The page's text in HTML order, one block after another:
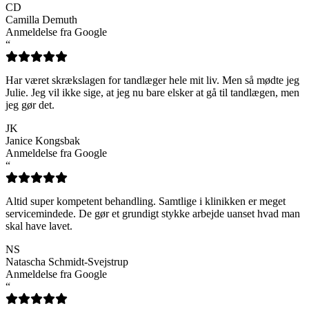
CD
Camilla Demuth
Anmeldelse fra Google
“
Har været skrækslagen for tandlæger hele mit liv. Men så mødte jeg
Julie. Jeg vil ikke sige, at jeg nu bare elsker at gå til tandlægen, men
jeg gør det.
JK
Janice Kongsbak
Anmeldelse fra Google
“
Altid super kompetent behandling. Samtlige i klinikken er meget
servicemindede. De gør et grundigt stykke arbejde uanset hvad man
skal have lavet.
NS
Natascha Schmidt-Svejstrup
Anmeldelse fra Google
“